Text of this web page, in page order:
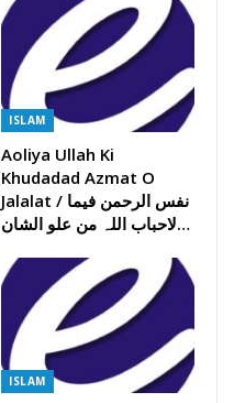
ISLAM
Aoliya Ullah Ki
Khudadad Azmat O
Jalalat / نفس الرحمن فیما
لاحباب اللہ من علو الشان…
ISLAM